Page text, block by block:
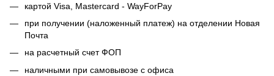
картой Visa, Mastercard - WayForPay
при получении (наложенный платеж) на отделении Новая
Почта
на расчетный счет ФОП
наличными при самовывозе с офиса